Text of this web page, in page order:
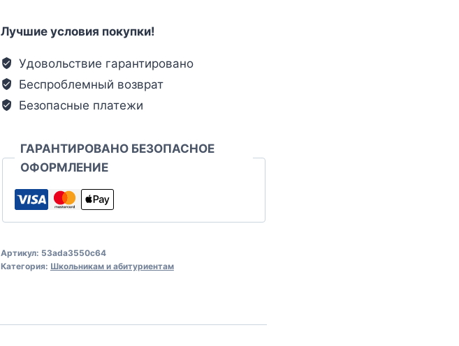
Лучшие условия покупки!
Удовольствие гарантировано
Беспроблемный возврат
Безопасные платежи
ГАРАНТИРОВАНО БЕЗОПАСНОЕ
ОФОРМЛЕНИЕ
Артикул: 53ada3550c64
Категория: Школьникам и абитуриентам